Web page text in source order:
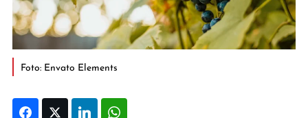
Foto: Envato Elements
FacebookTwitter LinkedIn